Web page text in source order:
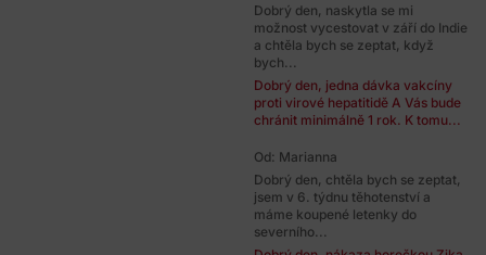
Dobrý den, naskytla se mi
možnost vycestovat v září do Indie
a chtěla bych se zeptat, když
bych...
Dobrý den, jedna dávka vakcíny
proti virové hepatitidě A Vás bude
chránit minimálně 1 rok. K tomu...
Od: Marianna
Dobrý den, chtěla bych se zeptat,
jsem v 6. týdnu těhotenství a
máme koupené letenky do
severního...